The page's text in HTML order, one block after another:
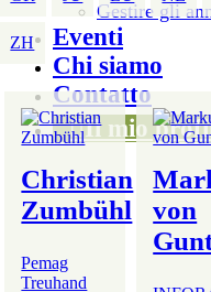
Gestire gli
Eventi
Chi siamo
Contatto
Il mio
ZH
Christian
Zumbühl
Pemag
Treuhand
von